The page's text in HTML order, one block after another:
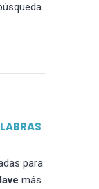
para
más